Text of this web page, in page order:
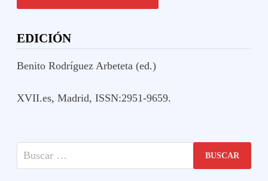
EDICIÓN
Benito Rodríguez Arbeteta (ed.)
XVII.es, Madrid, ISSN:2951-9659.
Buscar: